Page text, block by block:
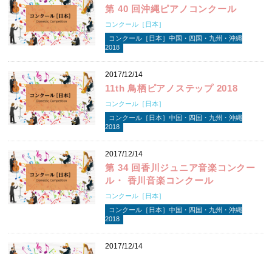
第 40 回沖縄ピアノコンクール
コンクール［日本］
コンクール［日本］中国・四国・九州・沖縄
2018
2017/12/14
11th 鳥栖ピアノステップ 2018
コンクール［日本］
コンクール［日本］中国・四国・九州・沖縄
2018
2017/12/14
第 34 回香川ジュニア音楽コンクー
ル・ 香川音楽コンクール
コンクール［日本］
コンクール［日本］中国・四国・九州・沖縄
2018
2017/12/14